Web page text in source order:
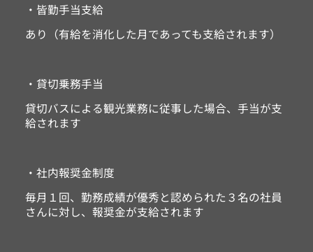
・皆勤手当支給
あり（有給を消化した月であっても支給されます）
・貸切乗務手当
貸切バスによる観光業務に従事した場合、手当が支
給されます
・社内報奨金制度
毎月１回、勤務成績が優秀と認められた３名の社員
さんに対し、報奨金が支給されます